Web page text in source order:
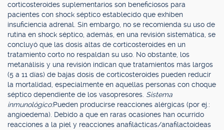
corticosteroides suplementarios son beneficiosos para
pacientes con shock séptico establecido que exhiben
insuficiencia adrenal. Sin embargo, no se recomienda su uso de
rutina en shock séptico, además, en una revisión sistemática, se
concluyó que las dosis altas de corticosteroides en un
tratamiento corto no respaldan su uso. No obstante, los
metanálisis y una revisión indican que tratamientos más largos
(5 a 11 días) de bajas dosis de corticosteroides pueden reducir
la mortalidad, especialmente en aquellas personas con choque
séptico dependiente de los vasopresores. Sistema
inmunológico:Pueden producirse reacciones alérgicas (por ej.:
angioedema). Debido a que en raras ocasiones han ocurrido
reacciones a la piel y reacciones anafilácticas/anafilactoídeas